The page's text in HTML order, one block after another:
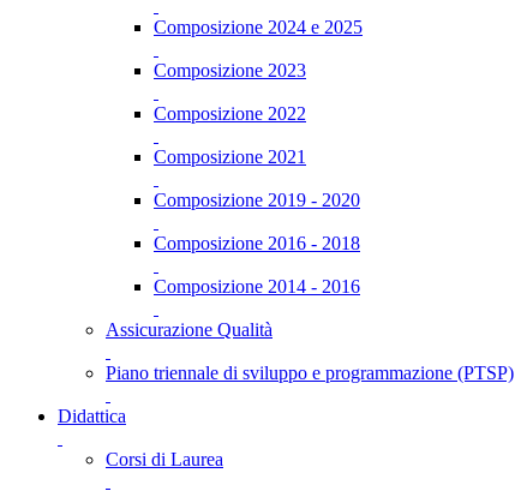
Composizione 2024 e 2025
Composizione 2023
Composizione 2022
Composizione 2021
Composizione 2019 - 2020
Composizione 2016 - 2018
Composizione 2014 - 2016
Assicurazione Qualità
Piano triennale di sviluppo e programmazione (PTSP)
Didattica
Corsi di Laurea